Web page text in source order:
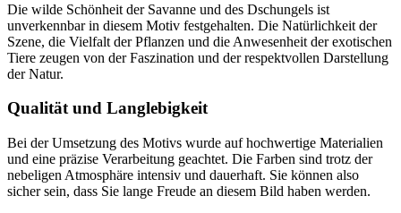
Die wilde Schönheit der Savanne und des Dschungels ist
unverkennbar in diesem Motiv festgehalten. Die Natürlichkeit der
Szene, die Vielfalt der Pflanzen und die Anwesenheit der exotischen
Tiere zeugen von der Faszination und der respektvollen Darstellung
der Natur.
Qualität und Langlebigkeit
Bei der Umsetzung des Motivs wurde auf hochwertige Materialien
und eine präzise Verarbeitung geachtet. Die Farben sind trotz der
nebeligen Atmosphäre intensiv und dauerhaft. Sie können also
sicher sein, dass Sie lange Freude an diesem Bild haben werden.